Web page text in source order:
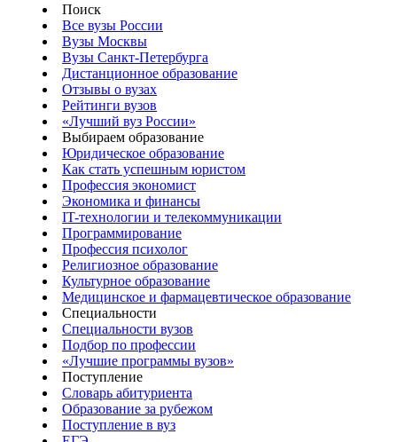
Поиск
Все вузы России
Вузы Москвы
Вузы Санкт-Петербурга
Дистанционное образование
Отзывы о вузах
Рейтинги вузов
«Лучший вуз России»
Выбираем образование
Юридическое образование
Как стать успешным юристом
Профессия экономист
Экономика и финансы
IT-технологии и телекоммуникации
Программирование
Профессия психолог
Религиозное образование
Культурное образование
Медицинское и фармацевтическое образование
Специальности
Специальности вузов
Подбор по профессии
«Лучшие программы вузов»
Поступление
Словарь абитуриента
Образование за рубежом
Поступление в вуз